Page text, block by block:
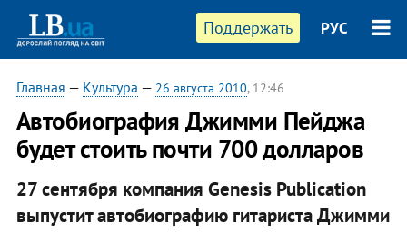
Поддержать РУС
Главная — Культура — 26 августа 2010, 12:46
Автобиография Джимми Пейджа
будет стоить почти 700 долларов
27 сентября компания Genesis Publication
выпустит автобиографию гитариста Джимми